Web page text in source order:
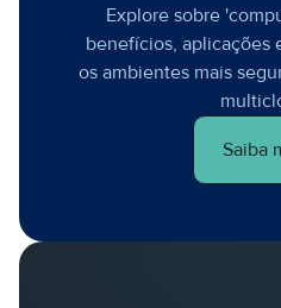
Explore sobre
benefícios, aplicações
os ambientes mais
Saiba